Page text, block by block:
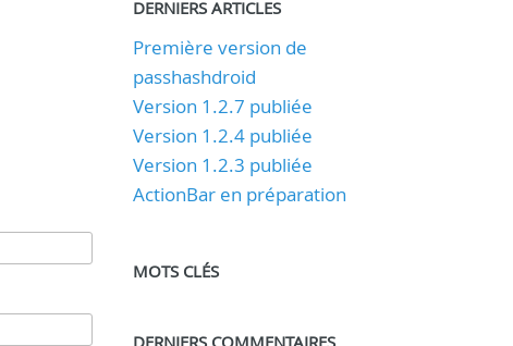
DERNIERS ARTICLES
Première version de
passhashdroid
Version 1.2.7 publiée
Version 1.2.4 publiée
Version 1.2.3 publiée
ActionBar en préparation
MOTS CLÉS
DERNIERS COMMENTAIRES